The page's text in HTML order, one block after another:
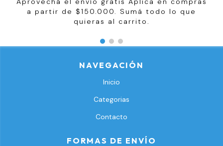
a partir de $150.000. Sumá todo lo que
quieras al carrito.
NAVEGACIÓN
Inicio
Categorias
Contacto
FORMAS DE ENVÍO